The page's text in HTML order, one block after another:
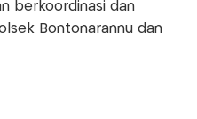
berkoordinasi dan
Bontonarannu dan